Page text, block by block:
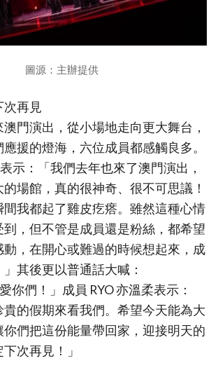
圖源：主辦提供
次再見
門演出，從小場地走向更大舞台，
援的燈海，六位成員都感觸良多。
示：「我們去年也來了澳門演出，
場館，真的很神奇、很不可思議！
我都起了雞皮疙瘩。雖然這種心情
，但不管是成員還是粉絲，都希望
動，在開心或難過的時候想起來，成
其後更以普通話大喊：
你們！」成員 RYO 亦溫柔表示：
貴的假期來看我們。希望今天能為大
你們把這份能量帶回家，迎接明天的
次再見！」